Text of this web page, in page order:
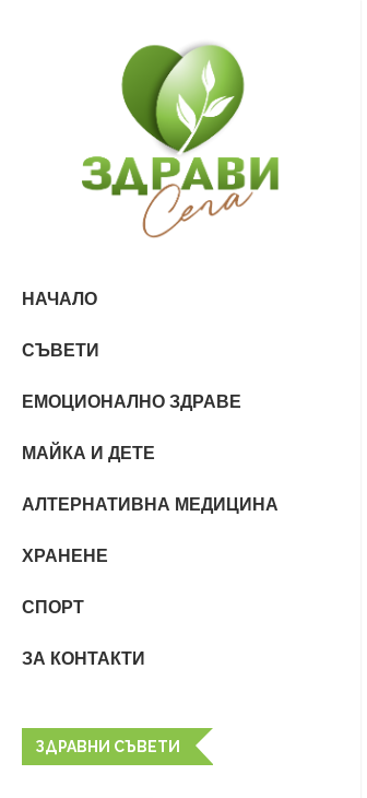
НАЧАЛО
СЪВЕТИ
ЕМОЦИОНАЛНО ЗДРАВЕ
МАЙКА И ДЕТЕ
АЛТЕРНАТИВНА МЕДИЦИНА
ХРАНЕНЕ
СПОРТ
ЗА КОНТАКТИ
ЗДРАВНИ СЪВЕТИ